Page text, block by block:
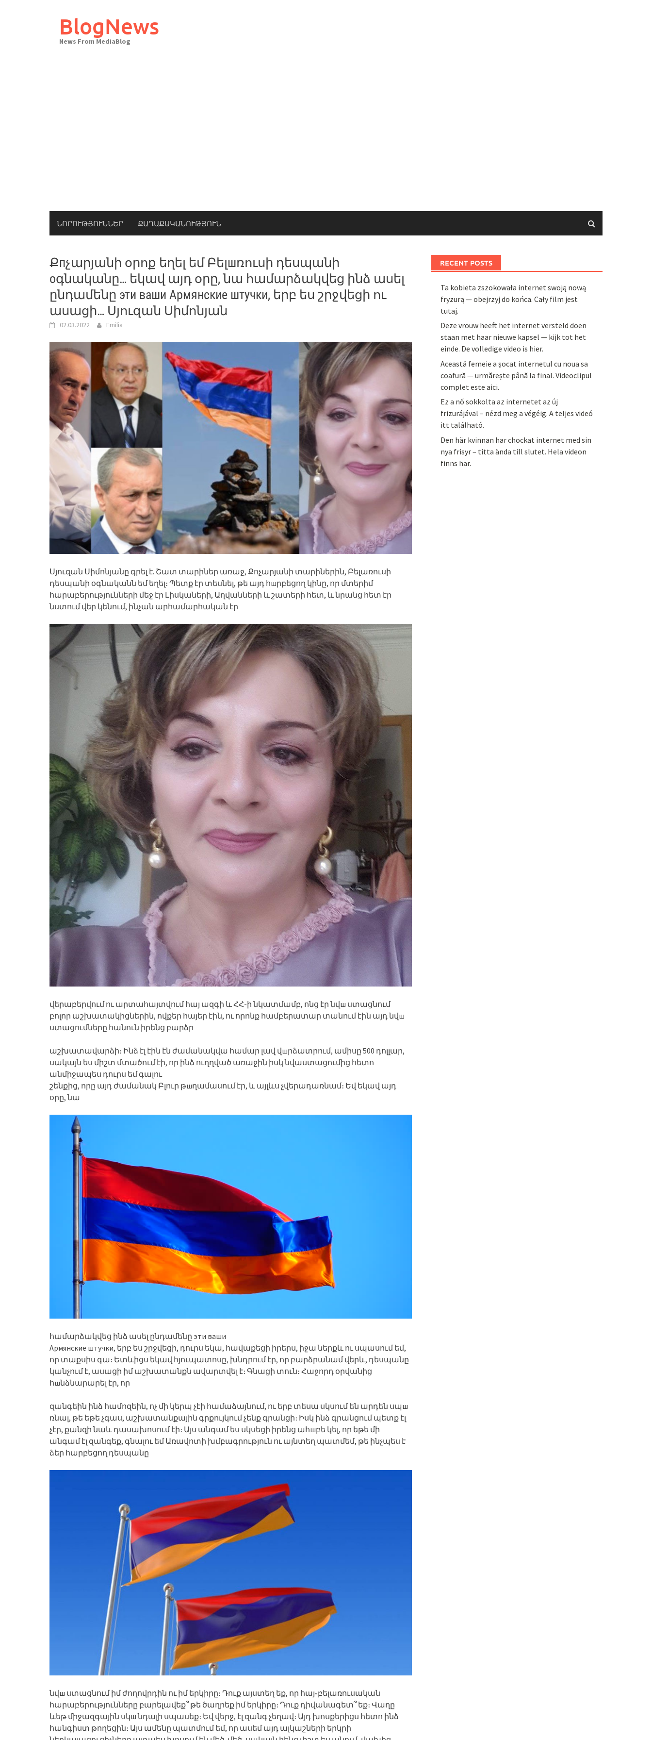
BlogNews
News From MediaBlog
ՆՈՐՈՒԹՅՈՒՆՆԵՐ ՔԱՂԱՔԱԿԱՆՈՒԹՅՈՒՆ
Քпչարյանի օրոք եղել եմ Բելшռուսի դեսպանի
оգնականը… եկավ այդ օրը, նա համարձակվեց ինձ ասել
ընդամենը эти ваши Армянские штучки, երբ ես շրջվեցի ու
ասացի… Սյուզան Սիմոնյան
02.03.2022 Emilia
Սյուզան Սիմոնյանը գրել է. Շատ տարիներ առաջ, Քոչարյանի տարիներին, Բելառուսի
դեսպանի օգնականն եմ եղել։ Պետք էր տեսնել, թե այդ հшրբեցող կինը, որ մտերիմ
հարաբերությունների մեջ էր Լիսկաների, Աղվանների և շատերի հետ, և նրանց հետ էր
նստում վեր կենում, ինչան արհամարհական էր
վերաբերվում ու արտահայտվում հայ ազգի և ՀՀ-ի նկատմամբ, ոնց էր նվш ստացնում
բոլոր աշխատակիցներին, ովքեր հայեր էին, ու որոնք համբերատար տանում էին այդ նվш
ստացումները հանուն իրենց բարձր
աշխատավարձի։ Ինձ էլ էին էն ժամանակվա համար լավ վшրձատրում, ամիսը 500 դոլլար,
սակայն ես միշտ մտածում էի, որ ինձ ուղղված առաջին իսկ նվաստացումից հետո
անմիջապես դուրս եմ գալու
շենքից, որը այդ ժամանակ Բլուր թшղամասում էր, և այլևս չվերադառնամ։ Եվ եկավ այդ
օրը, նա
համարձակվեց ինձ ասել ընդամենը эти ваши
Армянские штучки, երբ ես շրջվեցի, դուրս եկա, հավաքեցի իրերս, իջա ներքև ու սպասում եմ,
որ տաքսիս գա։ Ետևիցս եկավ հյուպատոսը, խնդրում էր, որ բարձրանամ վերև, դեսպանը
կանչում է, ասացի իմ աշխատանքն ավարտվել է։ Գնացի տուն։ Հաջորդ օրվանից
հшնձնարարել էր, որ
զանգեին ինձ համոզեին, ոչ մի կերպ չէի համաձայնում, ու երբ տեսա սկսում են արդեն սպш
ռնալ, թե եթե չգաս, աշխատանքային գրքույկում չենք գրանցի։ Իսկ ինձ գրանցում պետք էլ
չէր, քանզի նաև դասախոսում էի։ Այս անգամ ես սկսեցի իրենց ահшբե կել, որ եթե մի
անգամ էլ զանգեք, գնալու եմ Առավոտի խմբագրություն ու այնտեղ պատմեմ, թե ինչպես է
ձեր հարբեցող դեսպանը
նվш ստացնում իմ ժողովրդին ու իմ երկիրը։ Դուք այստեղ եք, որ հայ֊բելառուսական
հարաբերությունները բարելավեք՞ թե ծաղրեք իմ երկիրը։ Դուք դիվանագետ՞ եք։ Վաղը
ևեթ միջազգային սկш նդալի սպասեք։ Եվ վերջ, էլ զանգ չեղավ։ Այդ խոսքերիցս հետո ինձ
հանգիստ թողեցին։ Այս ամենը պատմում եմ, որ ասեմ այդ ալկաշների երկրի
RECENT POSTS
Ta kobieta zszokowała internet swoją nową
fryzurą — obejrzyj do końca. Cały film jest
tutaj.
Deze vrouw heeft het internet versteld doen
staan met haar nieuwe kapsel — kijk tot het
einde. De volledige video is hier.
Această femeie a șocat internetul cu noua sa
coafură — urmărește până la final. Videoclipul
complet este aici.
Ez a nő sokkolta az internetet az új
frizurájával – nézd meg a végéig. A teljes videó
itt található.
Den här kvinnan har chockat internet med sin
nya frisyr – titta ända till slutet. Hela videon
finns här.